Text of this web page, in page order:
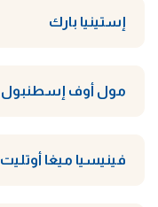
إستينيا بارك
مول أوف إسطنبول
فينيسيا ميغا أوتليت